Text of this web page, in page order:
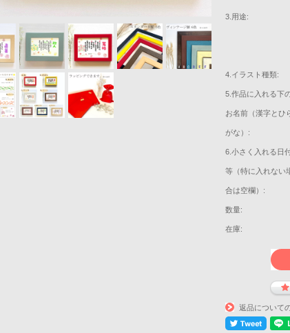
3.用途:
4.イラスト種類:
5.作品に入れる下
お名前（漢字とひ
がな）:
6.小さく入れる日
等（特に入れない
合は空欄）:
数量:
在庫:
返品について